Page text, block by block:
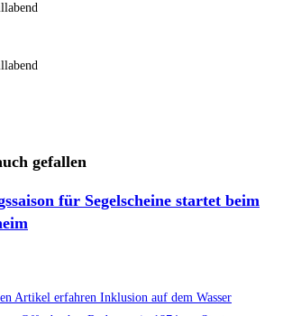
gefallen
für Segelscheine startet beim